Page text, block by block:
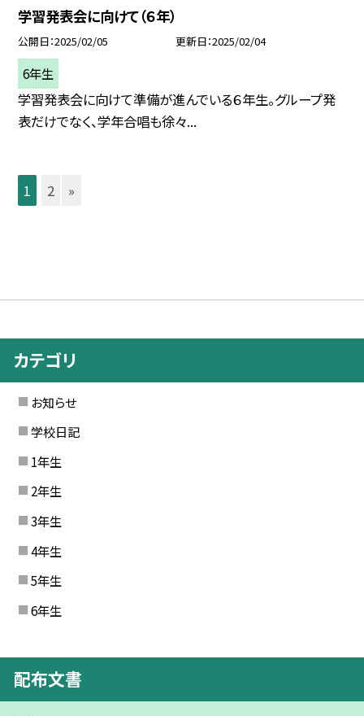
学習発表会に向けて（６年）
公開日 2025/02/05 更新日 2025/02/04
6年生
学習発表会に向けて準備が進んでいる６年生。グループ発
表だけでなく、学年合唱も徐々...
1 2 »
カテゴリ
お知らせ
学校日記
1年生
2年生
3年生
4年生
5年生
6年生
配布文書